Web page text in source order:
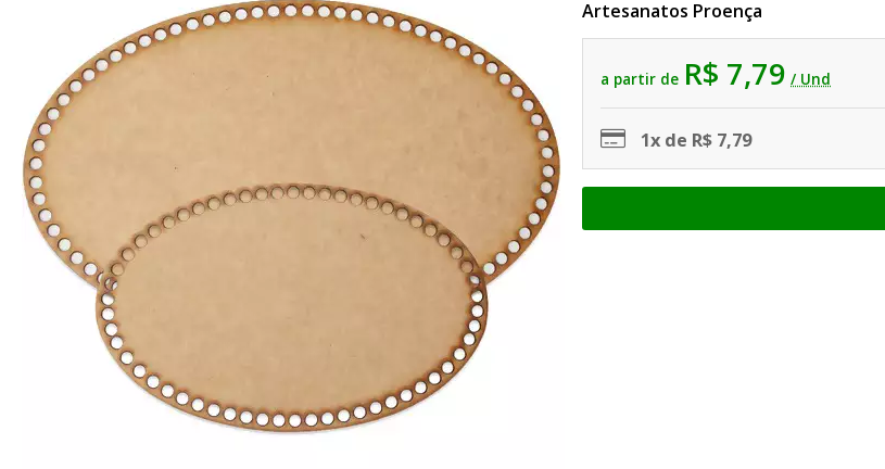
Artesanatos Proença
a partir de R$ 7,79 / Und
1x de R$ 7,79